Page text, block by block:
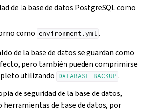
de la base de datos PostgreSQL como
como environment.yml .
de la base de datos se guardan como
pero también pueden comprimirse
utilizando DATABASE_BACKUP .
de seguridad de la base de datos,
de base de datos, por